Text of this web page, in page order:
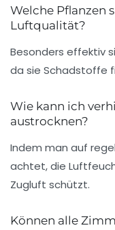
Welche Pflanzen
Luftqualität?
Besonders effektiv
da sie Schadstoffe
Wie kann ich
austrocknen?
Indem man auf
achtet, die
Zugluft schützt.
Können alle